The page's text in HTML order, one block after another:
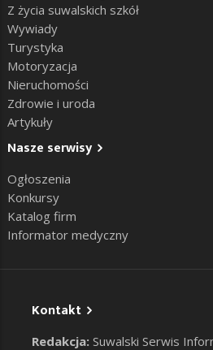
Z życia suwalskich szkół
Wywiady
Turystyka
Motoryzacja
Nieruchomości
Zdrowie i uroda
Artykuły
Nasze serwisy
Ogłoszenia
Konkursy
Katalog firm
Informator medyczny
Kontakt
Redakcja: Suwalski Serwis